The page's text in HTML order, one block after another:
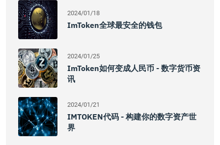
2024/01/18
ImToken全球最安全的钱包
2024/01/25
ImToken如何变成人民币 - 数字货币资
讯
2024/01/21
IMTOKEN代码 - 构建你的数字资产世
界